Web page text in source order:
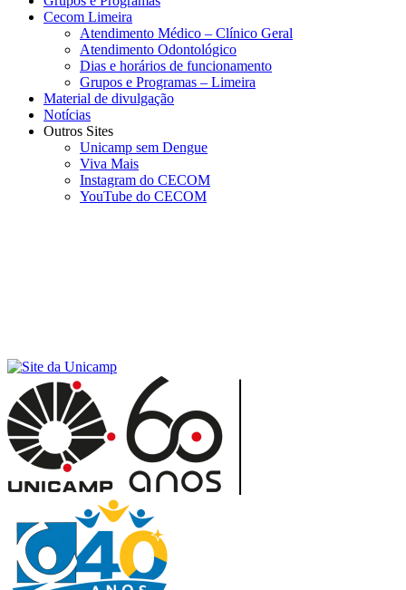
Cecom Limeira
Atendimento Médico – Clínico Geral
Atendimento Odontológico
Dias e horários de funcionamento
Grupos e Programas – Limeira
Material de divulgação
Notícias
Outros Sites
Unicamp sem Dengue
Viva Mais
Instagram do CECOM
YouTube do CECOM